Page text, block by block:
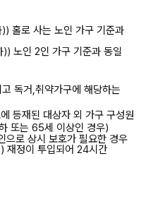
홀로 사는 노인 가구 기준과
노인 2인 가구 기준과 동일
독거,취약가구에 해당하는
등재된 대상자 외 가구 구성원
또는 65세 이상인 경우)
으로 상시 보호가 필요한 경우
재정이 투입되어 24시간